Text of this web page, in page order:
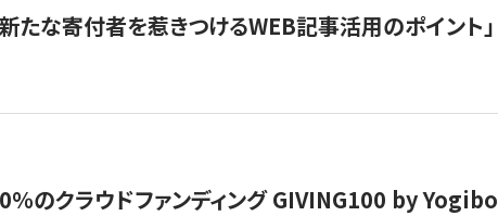
な寄付者を惹きつけるWEB記事活用のポイント」
のクラウドファンディング GIVING100 by Yogibo